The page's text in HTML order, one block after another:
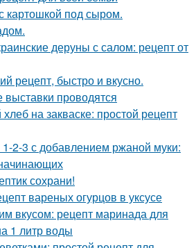
картошкой под сыром.
деруны с салом: рецепт от
рецепт, быстро и вкусно.
проводятся
на закваске: простой рецепт
1-2-3 с добавлением ржаной муки:
сохрани!
вареных огурцов в уксусе
вкусом: рецепт маринада для
1 литр воды